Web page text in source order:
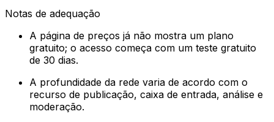
Notas de adequação
A página de preços já não mostra um plano
gratuito; o acesso começa com um teste gratuito
de 30 dias.
A profundidade da rede varia de acordo com o
recurso de publicação, caixa de entrada, análise e
moderação.